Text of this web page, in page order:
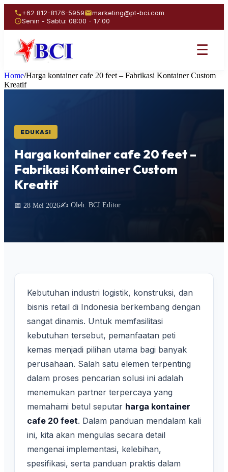
+62 812-8176-5959
marketing@pt-bci.com
Senin - Sabtu: 08:00 - 17:00
☰
Home/Harga kontainer cafe 20 feet – Fabrikasi Kontainer Custom
Kreatif
EDUKASI
Harga kontainer cafe 20 feet –
Fabrikasi Kontainer Custom
Kreatif
📅 28 Mei 2026✍️ Oleh: BCI Editor
Kebutuhan industri logistik, konstruksi, dan
bisnis retail di Indonesia berkembang dengan
sangat dinamis. Untuk memfasilitasi
kebutuhan tersebut, pemanfaatan peti
kemas menjadi pilihan utama bagi banyak
perusahaan. Salah satu elemen terpenting
dalam proses pencarian solusi ini adalah
menemukan partner terpercaya yang
memahami betul seputar harga kontainer
cafe 20 feet. Dalam panduan mendalam kali
ini, kita akan mengulas secara detail
mengenai implementasi, kelebihan,
spesifikasi, serta panduan praktis dalam